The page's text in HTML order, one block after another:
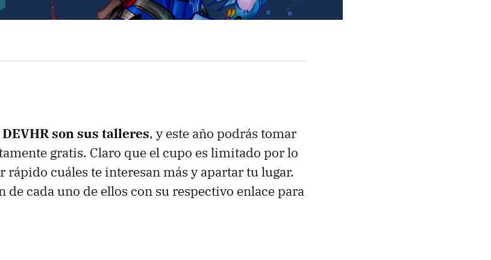
son sus talleres, y este año podrás tomar
gratis. Claro que el cupo es limitado por lo
rápido cuáles te interesan más y apartar tu lugar.
de cada uno de ellos con su respectivo enlace para